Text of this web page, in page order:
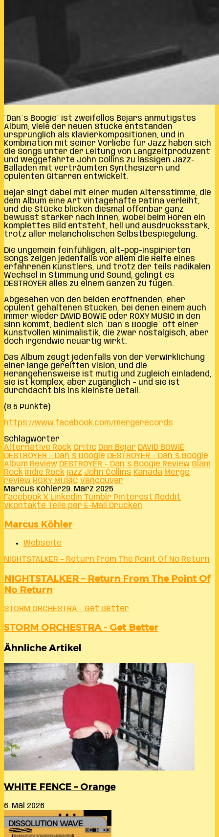
´Dan`s Boogie´ ist zweifellos Bejars anmutigstes
Album, viele der neuen Stücke entstanden
ursprünglich als Klavierkompositionen, und in
Kombination mit seiner Vorliebe für Jazz haben sich
die Songs unter der Leitung von Langzeitproduzent
und Weggefährte John Collins zu lässigen Jazz-
Balladen mit verträumten Synthesizern und
opulenten Gitarren entwickelt.
Bejar singt dabei mit einer müden Altersstimme, die
dem Album eine Art vintagehafte Patina verleiht,
und die Stücke blicken diesmal offenbar ganz
bewusst stärker nach innen, wobei beim Hören ein
komplettes Bild entsteht, hell und ausdrucksstark,
trotz aller melancholischen Selbstbespiegelung.
Die ungemein feinfühligen, alt-pop-inspirierten
Songs zeigen jedenfalls vor allem die Reife eines
erfahrenen Künstlers, und trotz der teils radikalen
Wechsel in Stimmung und Sound, gelingt es
DESTROYER alles zu einem Ganzen zu fügen.
Abgesehen von den beiden eröffnenden, eher
opulent gehaltenen Stücken, bei denen einem auch
immer wieder DAVID BOWIE oder ROXY MUSIC in den
Sinn kommt, bedient sich ´Dan`s Boogie´ oft einer
kunstvollen Minimalistik, die zwar nostalgisch, aber
doch irgendwie neuartig wirkt.
Das Album zeugt jedenfalls von der Verwirklichung
einer lange gereiften Vision, und die
Herangehensweise ist mutig und zugleich einladend,
sie ist komplex, aber zugänglich – und sie ist
durchdacht bis ins kleinste Detail.
(8,5 Punkte)
https://www.facebook.com/mergerecords
Schlagwörter
Alternative Rock Critic Dan Bejar DAVID BOWIE
DESTROYER – Dan`s Boogie DESTROYER – Dan`s Boogie
Album Review DESTROYER – Dan`s Boogie Review Glam
Rock Indie Rock jazz John Collins Kanada Merge
review ROXY MUSIC Vancouver
Marcus Köhler29. März 2025
Facebook X LinkedIn Tumblr Pinterest Reddit
VKontakte Teile per E-Mail Drucken
Marcus Köhler
Webseite
NIGHTSTALKER – Return From The Point Of No Return
NIGHTSTALKER – Return From The Point Of
No Return
STORM ORCHESTRA - Get Better
STORM ORCHESTRA - Get Better
Ähnliche Artikel
WHITE FENCE – Orange
6. Mai 2026